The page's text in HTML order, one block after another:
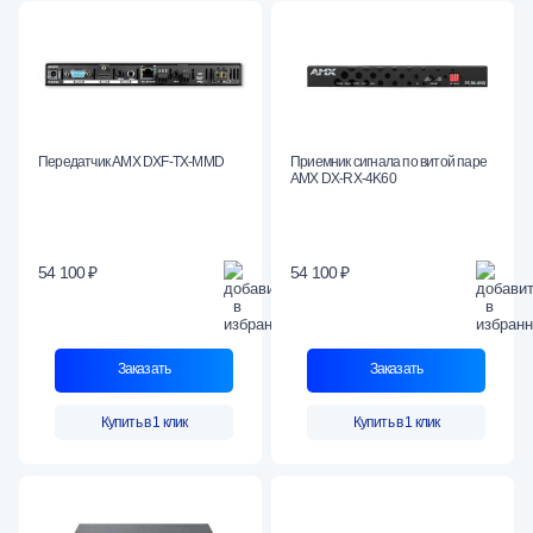
Передатчик AMX DXF-TX-MMD
54 100 ₽
Заказать
Купить в 1 клик
Приемник сигнала по витой паре
AMX DX-RX-4K60
54 100 ₽
Заказать
Купить в 1 клик